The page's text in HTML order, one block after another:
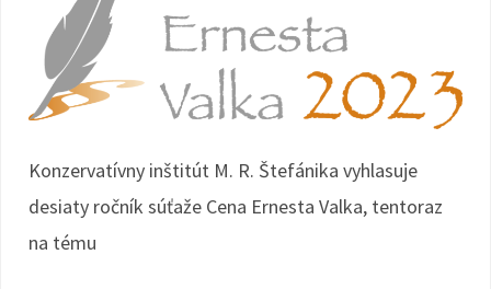
Konzervatívny inštitút M. R. Štefánika vyhlasuje
desiaty ročník súťaže Cena Ernesta Valka, tentoraz
na tému